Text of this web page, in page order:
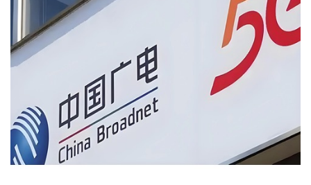
页
流
量